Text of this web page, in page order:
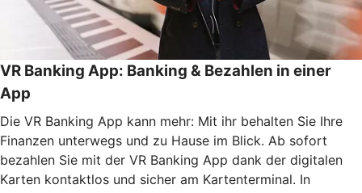
VR Banking App: Banking & Bezahlen in einer
App
Die VR Banking App kann mehr: Mit ihr behalten Sie Ihre
Finanzen unterwegs und zu Hause im Blick. Ab sofort
bezahlen Sie mit der VR Banking App dank der digitalen
Karten kontaktlos und sicher am Kartenterminal. In